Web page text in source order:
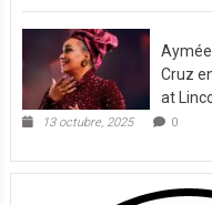
Cruz
at
13 octubre, 2025 0